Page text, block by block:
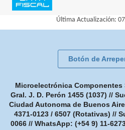
Última Actualización:
Botón de
Microelectrónica Componentes
Gral. J. D. Perón 1455 (1037) //
Ciudad Autonoma de Buenos
4371-0123 / 6507 (Rotativas) //
0066 // WhatsApp: (+54 9) 11-